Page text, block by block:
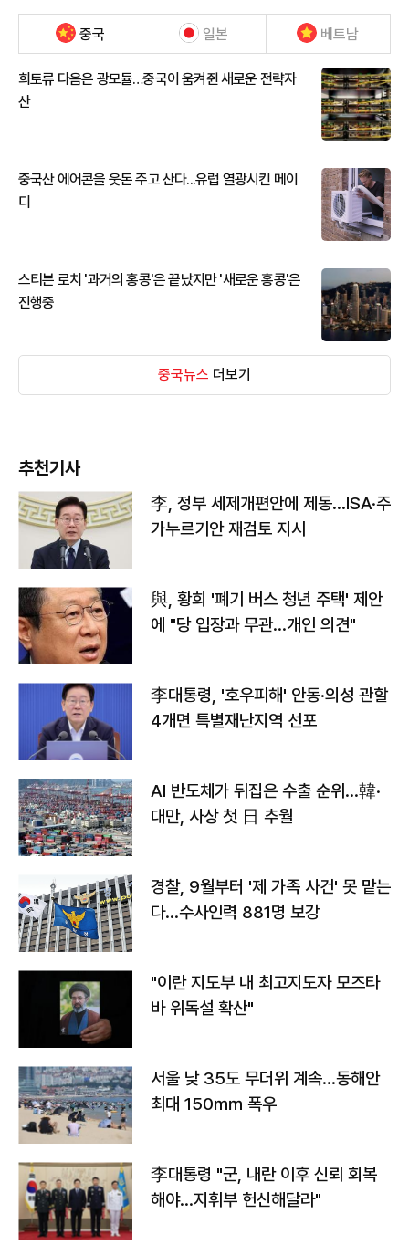
중국 일본 베트남
희토류 다음은 광모듈…중국이 움켜쥔 새로운 전략자
산
중국산 에어콘을 웃돈 주고 산다...유럽 열광시킨 메이
디
스티븐 로치 '과거의 홍콩'은 끝났지만 '새로운 홍콩'은
진행중
중국뉴스 더보기
추천기사
李, 정부 세제개편안에 제동…ISA·주
가누르기안 재검토 지시
與, 황희 '폐기 버스 청년 주택' 제안
에 "당 입장과 무관…개인 의견"
李대통령, '호우피해' 안동·의성 관할
4개면 특별재난지역 선포
AI 반도체가 뒤집은 수출 순위…韓·
대만, 사상 첫 日 추월
경찰, 9월부터 '제 가족 사건' 못 맡는
다…수사인력 881명 보강
"이란 지도부 내 최고지도자 모즈타
바 위독설 확산"
서울 낮 35도 무더위 계속…동해안
최대 150㎜ 폭우
李대통령 "군, 내란 이후 신뢰 회복
해야…지휘부 헌신해달라"